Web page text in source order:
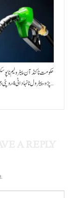
حکومت نا کنڈ آن پیٹرولیم نا
پڑو،پیٹرول نا نہاد اٹی 4 روپئی 45 پیسہ…